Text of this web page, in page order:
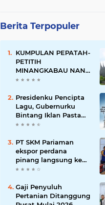
Berita Terpopuler
KUMPULAN PEPATAH-
PETITIH
MINANGKABAU NAN
ELOK
Presidenku Pencipta
Lagu, Gubernurku
Bintang Iklan Pasta
Gigi
PT SKM Pariaman
ekspor perdana
pinang langsung ke
India
Gaji Penyuluh
Pertanian Ditanggung